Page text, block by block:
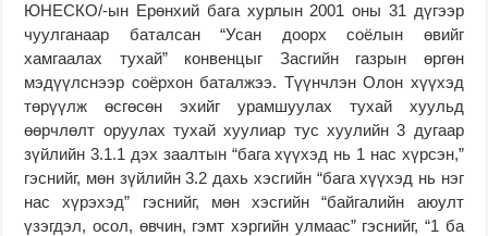
ЮНЕСКО/-ын Ерөнхий бага хурлын 2001 оны 31 дүгээр
чуулганаар баталсан “Усан доорх соёлын өвийг
хамгаалах тухай” конвенцыг Засгийн газрын өргөн
мэдүүлснээр соёрхон баталжээ. Түүнчлэн Олон хүүхэд
төрүүлж өсгөсөн эхийг урамшуулах тухай хуульд
өөрчлөлт оруулах тухай хуулиар тус хуулийн 3 дугаар
зүйлийн 3.1.1 дэх заалтын “бага хүүхэд нь 1 нас хүрсэн,”
гэснийг, мөн зүйлийн 3.2 дахь хэсгийн “бага хүүхэд нь нэг
нас хүрэхэд” гэснийг, мөн хэсгийн “байгалийн аюулт
үзэгдэл, осол, өвчин, гэмт хэргийн улмаас” гэснийг, “1 ба